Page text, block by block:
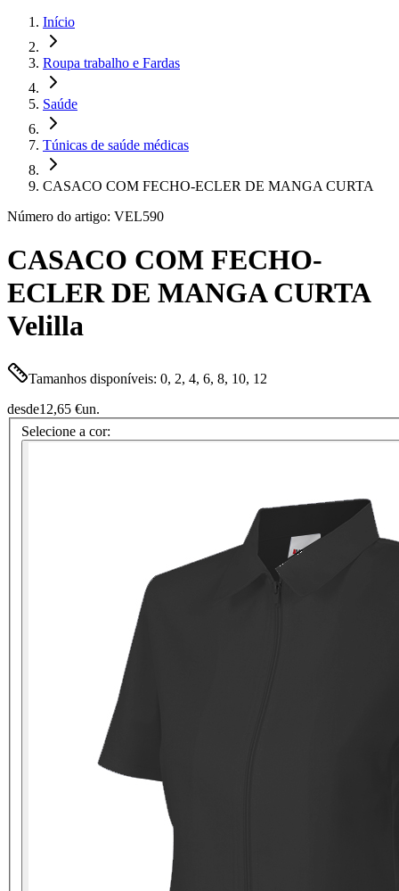
Início
Roupa trabalho e Fardas
Saúde
Túnicas de saúde médicas
CASACO COM FECHO-ECLER DE MANGA CURTA
Número do artigo: VEL590
CASACO COM FECHO-
ECLER DE MANGA CURTA
Velilla
Tamanhos disponíveis: 0, 2, 4, 6, 8, 10, 12
desde12,65 €un.
Selecione a cor: